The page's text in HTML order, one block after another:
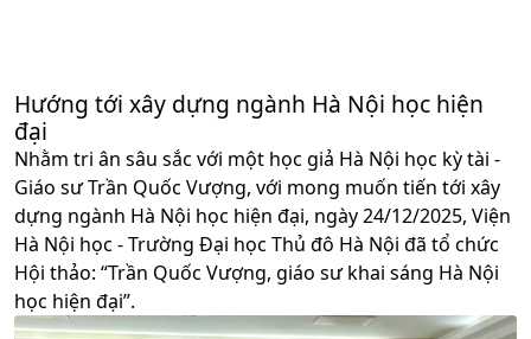
Hướng tới xây dựng ngành Hà Nội học hiện
đại
Nhằm tri ân sâu sắc với một học giả Hà Nội học kỳ tài -
Giáo sư Trần Quốc Vượng, với mong muốn tiến tới xây
dựng ngành Hà Nội học hiện đại, ngày 24/12/2025, Viện
Hà Nội học - Trường Đại học Thủ đô Hà Nội đã tổ chức
Hội thảo: “Trần Quốc Vượng, giáo sư khai sáng Hà Nội
học hiện đại”.